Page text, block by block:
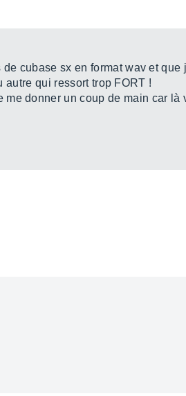
cubase sx en format wav et
qui ressort trop FORT !
donner un coup de main car là